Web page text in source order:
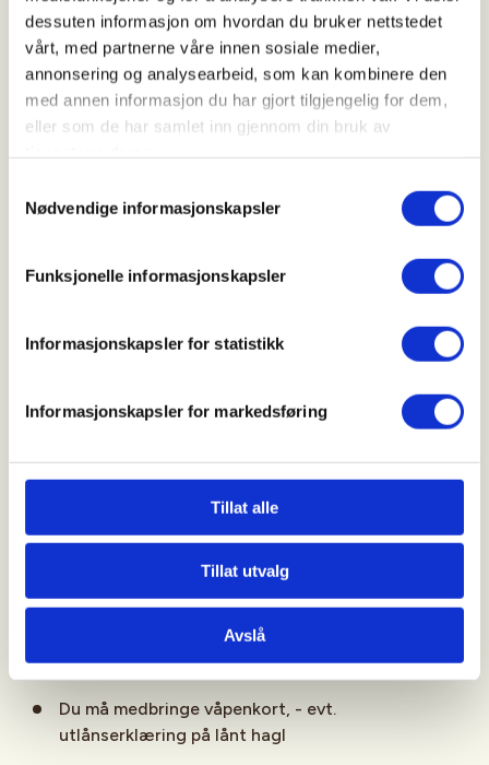
dessuten informasjon om hvordan du bruker nettstedet
vårt, med partnerne våre innen sosiale medier,
annonsering og analysearbeid, som kan kombinere den
med annen informasjon du har gjort tilgjengelig for dem,
eller som de har samlet inn gjennom din bruk av
Nødvendige informasjonskapsler
Funksjonelle informasjonskapsler
Informasjonskapsler for statistikk
Informasjonskapsler for markedsføring
Tillat alle
Tillat utvalg
Avslå
Medlemmer av Njff kr: 250
Ikke medlemmer kr: 500
Av sikkehetmessige årsaker , gjennomføres denne
jakt med hagle.
inneværende jaktår.
Jegere, mellom 16 og 18 år, kan med bestått
jegerprøveeksamen delta på opplæringsjakt
uten å betale jegeravgift. Det må medbringes
bekreftelse fra foresatte om håndtering av
våpen.
Du må medbringe våpenkort, - evt.
utlånserklæring på lånt hagl